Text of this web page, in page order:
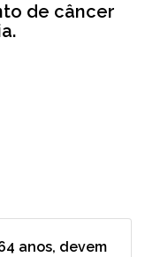
de câncer
anos, devem